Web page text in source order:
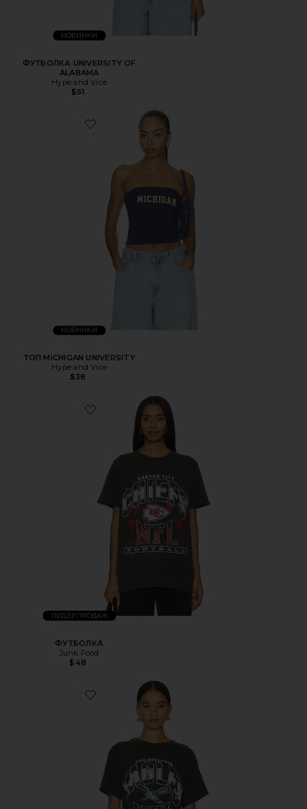
НОВИНКИ
ФУТБОЛКА UNIVERSITY OF
ALABAMA
Hype and Vice
$51
НОВИНКИ
ТОП MICHIGAN UNIVERSITY
Hype and Vice
$38
ЛИДЕР ПРОДАЖ
ФУТБОЛКА
Junk Food
$48